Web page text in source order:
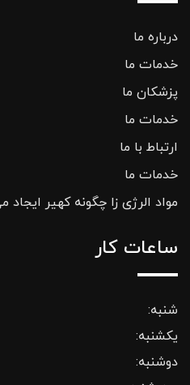
درباره ما
خدمات ما
پزشکان ما
خدمات ما
ارتباط با ما
خدمات ما
مواد الرژی زا چگونه کهیر ایجاد
ساعات کار
شنبه:
یکشنبه:
دوشنبه: